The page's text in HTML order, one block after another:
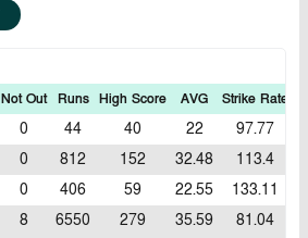
Not Out Runs High Score AVG Strike Rate
0 44 40 22
97.77
0 812 152 32.48
113.4
0 406 59 22.55
133.11
8 6550 279 35.59 81.04